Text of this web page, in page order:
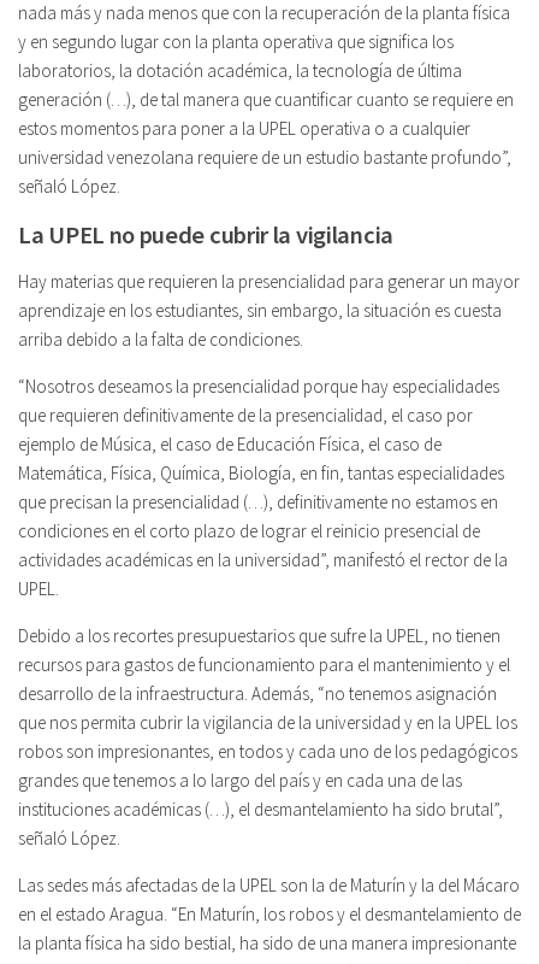
nada más y nada menos que con la recuperación de la planta física
y en segundo lugar con la planta operativa que significa los
laboratorios, la dotación académica, la tecnología de última
generación (…), de tal manera que cuantificar cuanto se requiere en
estos momentos para poner a la UPEL operativa o a cualquier
universidad venezolana requiere de un estudio bastante profundo”,
señaló López.
La UPEL no puede cubrir la vigilancia
Hay materias que requieren la presencialidad para generar un mayor
aprendizaje en los estudiantes, sin embargo, la situación es cuesta
arriba debido a la falta de condiciones.
“Nosotros deseamos la presencialidad porque hay especialidades
que requieren definitivamente de la presencialidad, el caso por
ejemplo de Música, el caso de Educación Física, el caso de
Matemática, Física, Química, Biología, en fin, tantas especialidades
que precisan la presencialidad (…), definitivamente no estamos en
condiciones en el corto plazo de lograr el reinicio presencial de
actividades académicas en la universidad”, manifestó el rector de la
UPEL.
Debido a los recortes presupuestarios que sufre la UPEL, no tienen
recursos para gastos de funcionamiento para el mantenimiento y el
desarrollo de la infraestructura. Además, “no tenemos asignación
que nos permita cubrir la vigilancia de la universidad y en la UPEL los
robos son impresionantes, en todos y cada uno de los pedagógicos
grandes que tenemos a lo largo del país y en cada una de las
instituciones académicas (…), el desmantelamiento ha sido brutal”,
señaló López.
Las sedes más afectadas de la UPEL son la de Maturín y la del Mácaro
en el estado Aragua. “En Maturín, los robos y el desmantelamiento de
la planta física ha sido bestial, ha sido de una manera impresionante